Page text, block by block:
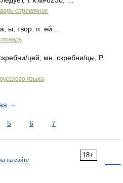
справочник
ы, твор. п. ей …
цей; мн. скребни/цы, Р.
языка
→
5 6 7
18+
на сайте